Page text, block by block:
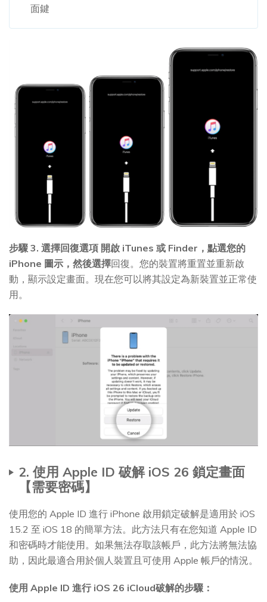
面鍵
步驟 3. 選擇回復選項 開啟 iTunes 或 Finder，點選您的
iPhone 圖示，然後選擇回復。您的裝置將重置並重新啟
動，顯示設定畫面。現在您可以將其設定為新裝置並正常使
用。
2. 使用 Apple ID 破解 iOS 26 鎖定畫面
【需要密碼】
使用您的 Apple ID 進行 iPhone 啟用鎖定破解是適用於 iOS
15.2 至 iOS 18 的簡單方法。此方法只有在您知道 Apple ID
和密碼時才能使用。如果無法存取該帳戶，此方法將無法協
助，因此最適合用於個人裝置且可使用 Apple 帳戶的情況。
使用 Apple ID 進行 iOS 26 iCloud破解的步驟：